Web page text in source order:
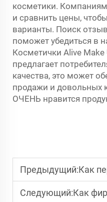
косметики.
и сравнить цены,
варианты. Поиск
поможет убедиться в
Косметички Alive
предлагает
качества, это может
продажи и довольных
ОЧЕНЬ нравится
Предыдущий:Как
Следующий:Как фирменные